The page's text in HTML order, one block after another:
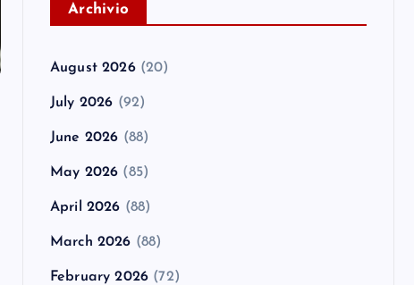
Archivio
August 2026(20)
July 2026 (92)
June 2026 (88)
May 2026 (85)
April 2026 (88)
March 2026 (88)
February 2026 (72)